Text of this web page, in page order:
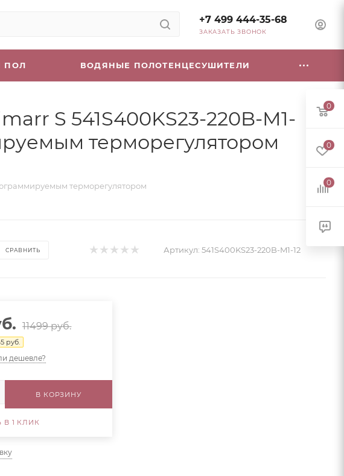
+7 499 444-35-68
ЗАКАЗАТЬ ЗВОНОК
ПОЛ ВОДЯНЫЕ ПОЛОТЕНЦЕСУШИТЕЛИ
S 541S400KS23-220B-M1-
терморегулятором
терморегулятором
СРАВНИТЬ Артикул: 541S400KS23-220B-M1-12
11499руб.
руб.
дешевле?
В КОРЗИНУ
В 1 КЛИК
0
0
0